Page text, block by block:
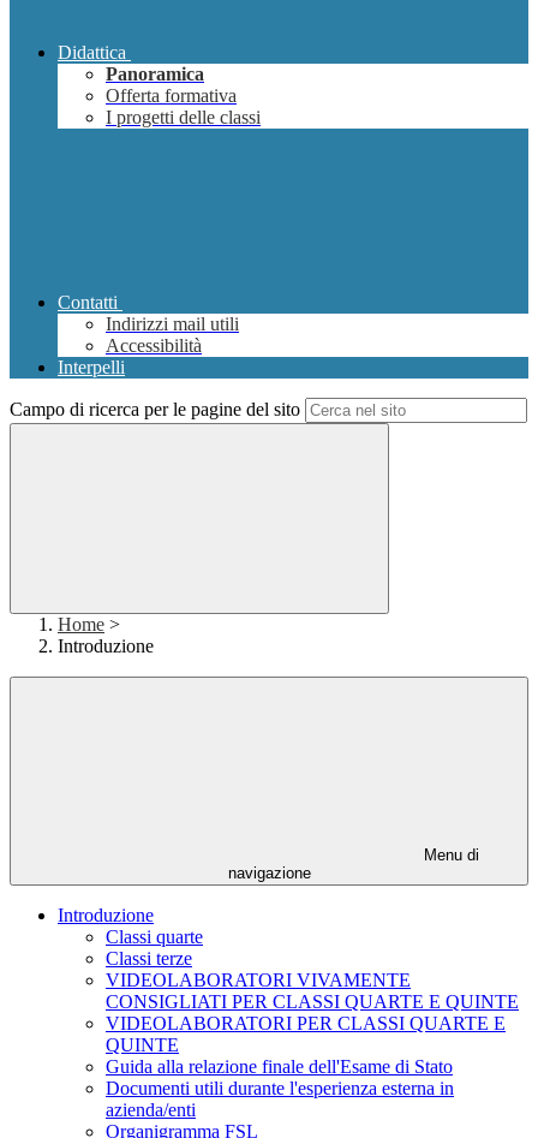
Didattica
Panoramica
Offerta formativa
I progetti delle classi
Contatti
Indirizzi mail utili
Accessibilità
Interpelli
Campo di ricerca per le pagine del sito
Home >
Introduzione
Menu di
navigazione
Introduzione
Classi quarte
Classi terze
VIDEOLABORATORI VIVAMENTE
CONSIGLIATI PER CLASSI QUARTE E QUINTE
VIDEOLABORATORI PER CLASSI QUARTE E
QUINTE
Guida alla relazione finale dell'Esame di Stato
Documenti utili durante l'esperienza esterna in
azienda/enti
Organigramma FSL